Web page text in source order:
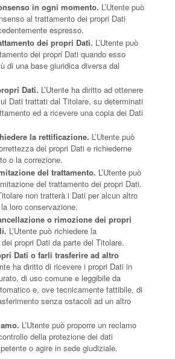
in ogni momento. L’Utente può
al trattamento dei propri Dati
espresso.
dei propri Dati. L’Utente può
dei propri Dati quando esso
di una base giuridica diversa dal
Dati. L’Utente ha diritto ad ottenere
Dati trattati dal Titolare, su determinati
ed a ricevere una copia dei Dati
la rettificazione. L’Utente può
dei propri Dati e richiederne
o la correzione.
del trattamento. L’Utente può
del trattamento dei propri Dati.
non tratterà i Dati per alcun altro
loro conservazione.
o rimozione dei propri
L’Utente può richiedere la
propri Dati da parte del Titolare.
Dati o farli trasferire ad altro
ha diritto di ricevere i propri Dati in
di uso comune e leggibile da
e, ove tecnicamente fattibile, di
senza ostacoli ad un altro
L’Utente può proporre un reclamo
della protezione dei dati
o agire in sede giudiziale.